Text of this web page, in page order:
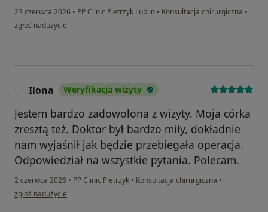
23 czerwca 2026 • PP Clinic Pietrzyk Lublin • Konsultacja chirurgiczna •
w opinii użytkownika Piotr
zgłoś nadużycie
Ilona Weryfikacja wizyty
Jestem bardzo zadowolona z wizyty. Moja córka
zresztą też. Doktor był bardzo miły, dokładnie
nam wyjaśnił jak będzie przebiegała operacja.
Odpowiedział na wszystkie pytania. Polecam.
2 czerwca 2026 • PP Clinic Pietrzyk • Konsultacja chirurgiczna •
w opinii użytkownika Ilona
zgłoś nadużycie